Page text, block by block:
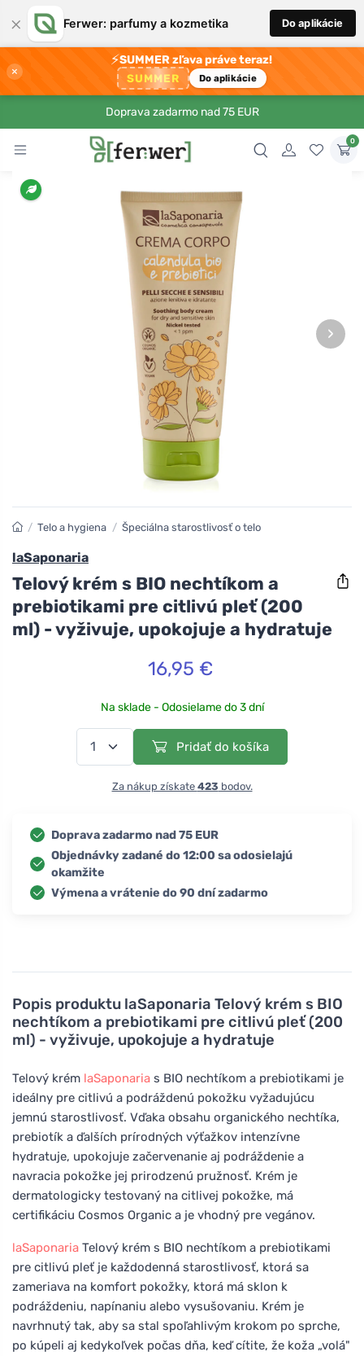
× Ferwer: parfumy a kozmetika Do aplikácie
×
⚡SUMMER zľava práve teraz!
SUMMER Do aplikácie
Doprava zadarmo nad 75 EUR
0
›
Popis produktu laSaponaria Telový krém s BIO
nechtíkom a prebiotikami pre citlivú pleť (200
ml) - vyživuje, upokojuje a hydratuje
Telový krém laSaponaria s BIO nechtíkom a prebiotikami je
ideálny pre citlivú a podráždenú pokožku vyžadujúcu
jemnú starostlivosť. Vďaka obsahu organického nechtíka,
prebiotík a ďalších prírodných výťažkov intenzívne
hydratuje, upokojuje začervenanie aj podráždenie a
navracia pokožke jej prirodzenú pružnosť. Krém je
dermatologicky testovaný na citlivej pokožke, má
certifikáciu Cosmos Organic a je vhodný pre vegánov.
laSaponaria Telový krém s BIO nechtíkom a prebiotikami
pre citlivú pleť je každodenná starostlivosť, ktorá sa
zameriava na komfort pokožky, ktorá má sklon k
podráždeniu, napínaniu alebo vysušovaniu. Krém je
navrhnutý tak, aby sa stal spoľahlivým krokom po sprche,
po kúpeli aj kedykoľvek počas dňa, keď cítite, že koža „volá"
/ Telo a hygiena / Špeciálna starostlivosť o telo
laSaponaria
Telový krém s BIO nechtíkom a
prebiotikami pre citlivú pleť (200
ml) - vyživuje, upokojuje a hydratuje
16,95 €
Na sklade - Odosielame do 3 dní
Pridať do košíka
Za nákup získate 423 bodov.
Doprava zadarmo nad 75 EUR
Objednávky zadané do 12:00 sa odosielajú
okamžite
Výmena a vrátenie do 90 dní zadarmo